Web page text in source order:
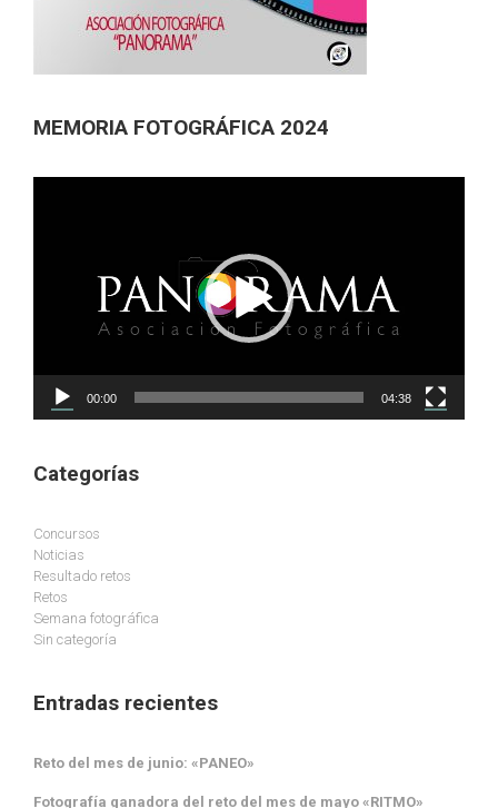
MEMORIA FOTOGRÁFICA 2024
00:00 04:38
Categorías
Concursos
Noticias
Resultado retos
Retos
Semana fotográfica
Sin categoría
Entradas recientes
Reto del mes de junio: «PANEO»
Fotografía ganadora del reto del mes de mayo «RITMO»